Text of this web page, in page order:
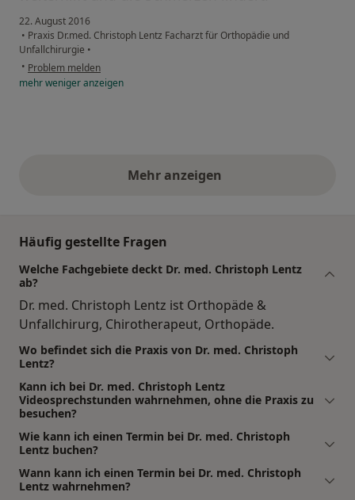
22. August 2016
• Praxis Dr.med. Christoph Lentz Facharzt für Orthopädie und
Unfallchirurgie •
• Problem melden
mehrwenigeranzeigen
Mehr anzeigenobige Stellungnahmen
Häufig gestellte Fragen
Welche Fachgebiete deckt Dr. med. Christoph Lentz
ab?
Dr. med. Christoph Lentz ist Orthopäde &
Unfallchirurg, Chirotherapeut, Orthopäde.
Wo befindet sich die Praxis von Dr. med. Christoph
Lentz?
Kann ich bei Dr. med. Christoph Lentz
Videosprechstunden wahrnehmen, ohne die Praxis zu
besuchen?
Wie kann ich einen Termin bei Dr. med. Christoph
Lentz buchen?
Wann kann ich einen Termin bei Dr. med. Christoph
Lentz wahrnehmen?